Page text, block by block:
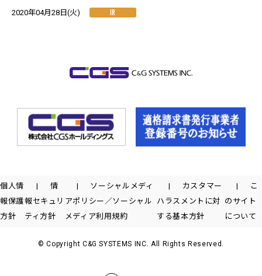
2020年04月28日(火) IR
個人情
報保護
方針
情
報セキュリ
ティ方針
ソーシャルメディ
アポリシー／ソーシャル
メディア利用規約
カスタマー
ハラスメントに対
する基本方針
こ
のサイト
について
© Copyright C&G SYSTEMS INC. All Rights Reserved.